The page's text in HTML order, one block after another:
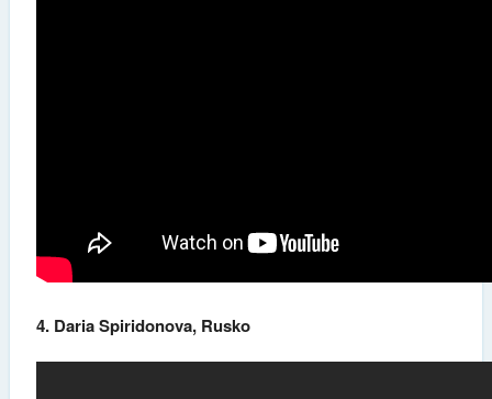
4. Daria Spiridonova, Rusko